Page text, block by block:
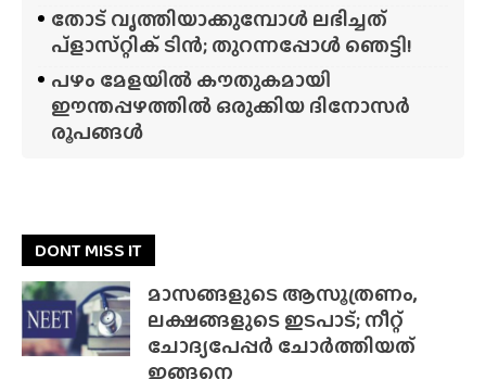
തോട് വൃത്തിയാക്കുമ്പോൾ ലഭിച്ചത്
പ്‌ളാസ്‌റ്റിക് ടിൻ; തുറന്നപ്പോൾ ഞെട്ടി!
പഴം മേളയിൽ കൗതുകമായി
ഈന്തപ്പഴത്തിൽ ഒരുക്കിയ ദിനോസർ
രൂപങ്ങൾ
DONT MISS IT
മാസങ്ങളുടെ ആസൂത്രണം,
ലക്ഷങ്ങളുടെ ഇടപാട്; നീറ്റ്
ചോദ്യപേപ്പർ ചോർത്തിയത്
ഇങ്ങനെ